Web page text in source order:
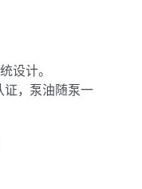
设计。
证，泵油随泵一